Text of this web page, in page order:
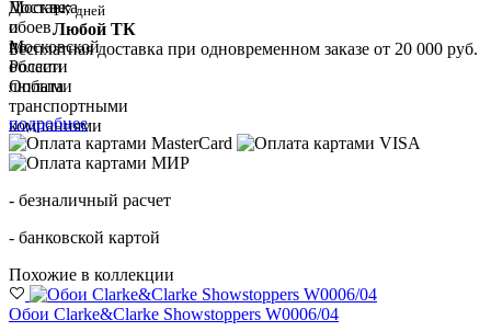
1-7 дней
Любой ТК
Бесплатная доставка при одновременном заказе от 20 000 руб.
Оплата
подробнее
- безналичный расчет
- банковской картой
Похожие в коллекции
Обои Clarke&Clarke Showstoppers W0006/04